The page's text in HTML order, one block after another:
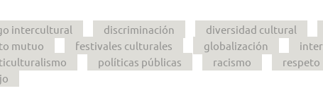
intercultural discriminación diversidad cultural
mutuo festivales culturales globalización
políticas públicas racismo respeto